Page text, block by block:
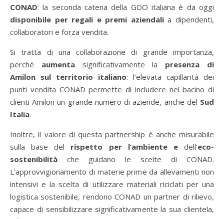
CONAD: la seconda catena della GDO italiana è da oggi
disponibile per regali e premi aziendalia dipendenti,
collaboratori e forza vendita.
Si tratta di una collaborazione di grande importanza,
perché aumentasignificativamente la presenza di
Amilon sul territorio italiano: l’elevata capillarità dei
punti vendita CONAD permette di includere nel bacino di
clienti Amilon un grande numero di aziende, anche del Sud
Italia.
Inoltre, il valore di questa partnership è anche misurabile
sulla base del rispetto per l’ambiente edell’eco-
sostenibilità che guidano le scelte di CONAD.
L’approvvigionamento di materie prime da allevamenti non
intensivi e la scelta di utilizzare materiali riciclati per una
logistica sostenibile, rendono CONAD un partner di rilievo,
capace di sensibilizzare significativamente la sua clientela,